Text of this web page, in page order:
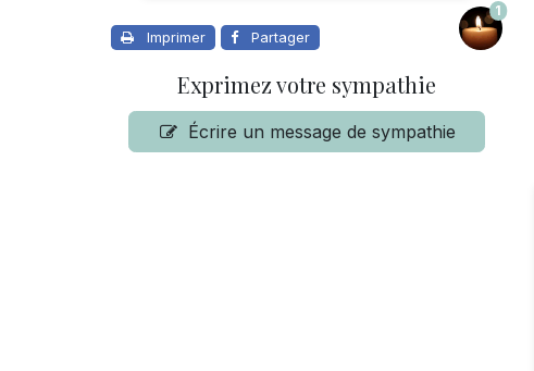
Imprimer Partager
1
Exprimez votre sympathie
Écrire un message de sympathie